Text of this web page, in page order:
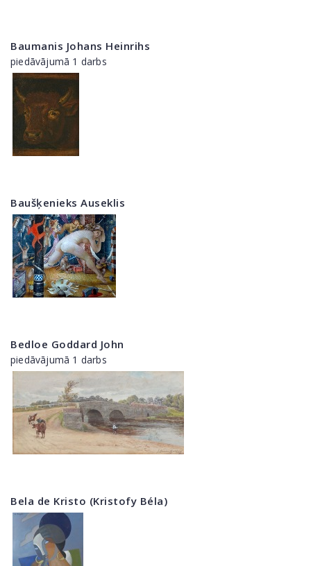
Baumanis Johans Heinrihs
piedāvājumā 1 darbs
Baušķenieks Auseklis
Bedloe Goddard John
piedāvājumā 1 darbs
Bela de Kristo (Kristofy Béla)